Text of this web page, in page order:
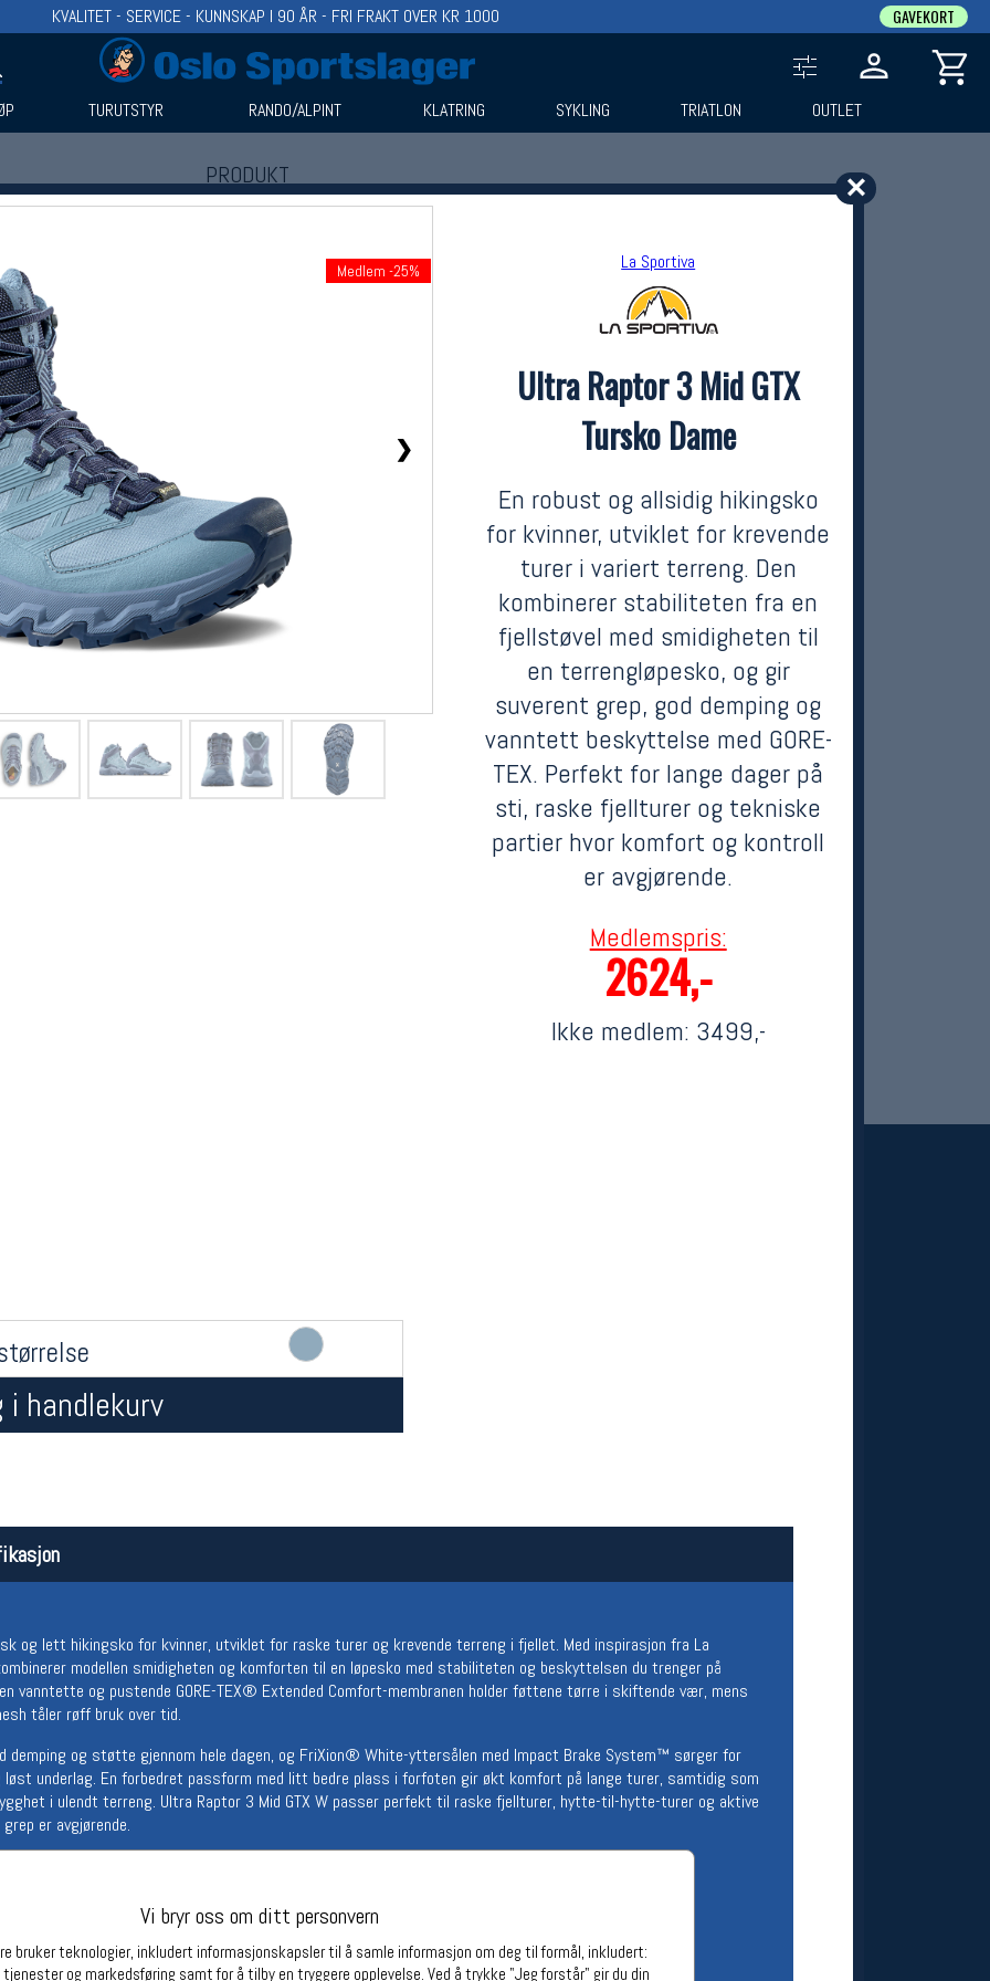
✕
❯
Medlem -25% La Sportiva
Ultra Raptor 3 Mid GTX
Tursko Dame
En robust og allsidig hikingsko
for kvinner, utviklet for krevende
turer i variert terreng. Den
kombinerer stabiliteten fra en
fjellstøvel med smidigheten til
en terrengløpesko, og gir
suverent grep, god demping og
vanntett beskyttelse med GORE-
TEX. Perfekt for lange dager på
sti, raske fjellturer og tekniske
partier hvor komfort og kontroll
er avgjørende.
Medlemspris:
2624,-
Ikke medlem: 3499,-
i handlekurv
og lett hikingsko for kvinner, utviklet for raske turer og krevende terreng i fjellet. Med inspirasjon fra La
modellen smidigheten og komforten til en løpesko med stabiliteten og beskyttelsen du trenger på
vanntette og pustende GORE-TEX® Extended Comfort-membranen holder føttene tørre i skiftende vær, mens
tåler røff bruk over tid.
demping og støtte gjennom hele dagen, og FriXion® White-yttersålen med Impact Brake System™ sørger for
underlag. En forbedret passform med litt bedre plass i forfoten gir økt komfort på lange turer, samtidig som
i ulendt terreng. Ultra Raptor 3 Mid GTX W passer perfekt til raske fjellturer, hytte-til-hytte-turer og aktive
er avgjørende.
med TPU-forsterkninger
Comfort
med Impact Brake System™
Vi bryr oss om ditt personvern
bruker teknologier, inkludert informasjonskapsler til å samle informasjon om deg til formål, inkludert:
og markedsføring samt for å tilby en tryggere opplevelse. Ved å trykke "Jeg forstår" gir du din
KVALITET - SERVICE - KUNNSKAP I 90 ÅR - FRI FRAKT OVER KR 1000 GAVEKORT
TURUTSTYR RANDO/ALPINT KLATRING SYKLING TRIATLON OUTLET
PRODUKT
Produkter (1)
Informasjonskapsler
Partnere